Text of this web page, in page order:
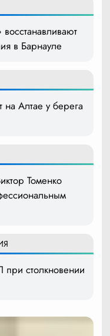
в Барнауле
на Алтае у берега
Томенко
при столкновении